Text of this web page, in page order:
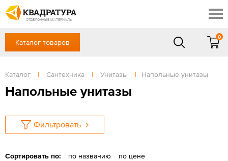
ОТДЕЛОЧНЫЕ МАТЕРИАЛЫ
Профи
Контакты
Доставка и оплата
Выставочный зал
Готовые решения
Отзывы
+7 (383) 209-98-97
Сб, Вс — выходной
ЗАКАЗАТЬ ЗВОНОК
Вход / Регистрация
Каталог товаров
0
Каталог | Сантехника | Унитазы | Напольные унитазы
Напольные унитазы
Фильтровать
Сортировать по: по названию по цене